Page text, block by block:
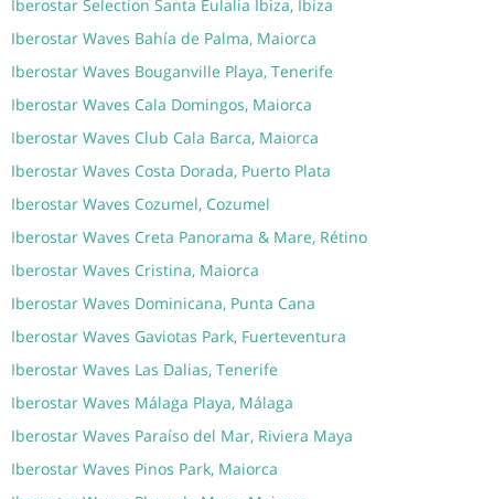
Iberostar Selection Santa Eulalia Ibiza, Ibiza
Iberostar Waves Bahía de Palma, Maiorca
Iberostar Waves Bouganville Playa, Tenerife
Iberostar Waves Cala Domingos, Maiorca
Iberostar Waves Club Cala Barca, Maiorca
Iberostar Waves Costa Dorada, Puerto Plata
Iberostar Waves Cozumel, Cozumel
Iberostar Waves Creta Panorama & Mare, Rétino
Iberostar Waves Cristina, Maiorca
Iberostar Waves Dominicana, Punta Cana
Iberostar Waves Gaviotas Park, Fuerteventura
Iberostar Waves Las Dalias, Tenerife
Iberostar Waves Málaga Playa, Málaga
Iberostar Waves Paraíso del Mar, Riviera Maya
Iberostar Waves Pinos Park, Maiorca